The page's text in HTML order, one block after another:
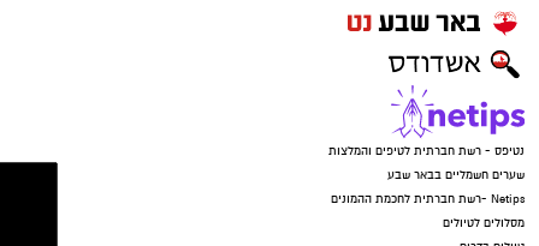
קרדיט: משטרת ישראל
המשפחה נמצאת כעת בשבר מוחלט. "אני גמורה,
מרוסקת", זועקת האם. "מיום ליום אני מתרסקת
יותר. הבן שלי בטראומה, הוא לא מוכן לחזור
עורך דין באשדוד
קריית גת נט
חולון נט